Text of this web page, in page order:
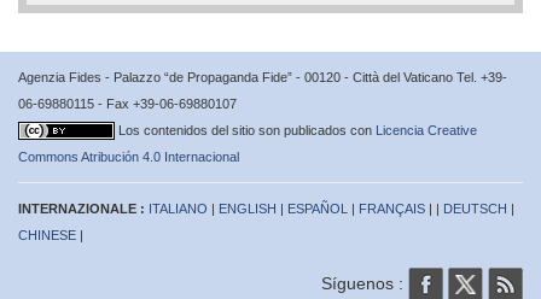
Agenzia Fides - Palazzo “de Propaganda Fide” - 00120 - Città del Vaticano Tel. +39-
06-69880115 - Fax +39-06-69880107
Los contenidos del sitio son publicados con Licencia Creative
Commons Atribución 4.0 Internacional
INTERNAZIONALE : ITALIANO | ENGLISH | ESPAÑOL | FRANÇAIS | | DEUTSCH |
CHINESE |
Síguenos :